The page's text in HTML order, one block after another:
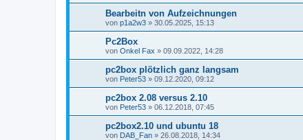
Bearbeitn von Aufzeichnungen
von p1a2w3 » 30.05.2025, 15:13
Pc2Box
von Onkel Fax » 09.09.2022, 14:28
pc2box plötzlich ganz langsam
von Peter53 » 09.12.2020, 09:12
pc2box 2.08 versus 2.10
von Peter53 » 06.12.2018, 07:45
pc2box2.10 und ubuntu 18
von DAB_Fan » 26.08.2018, 14:34